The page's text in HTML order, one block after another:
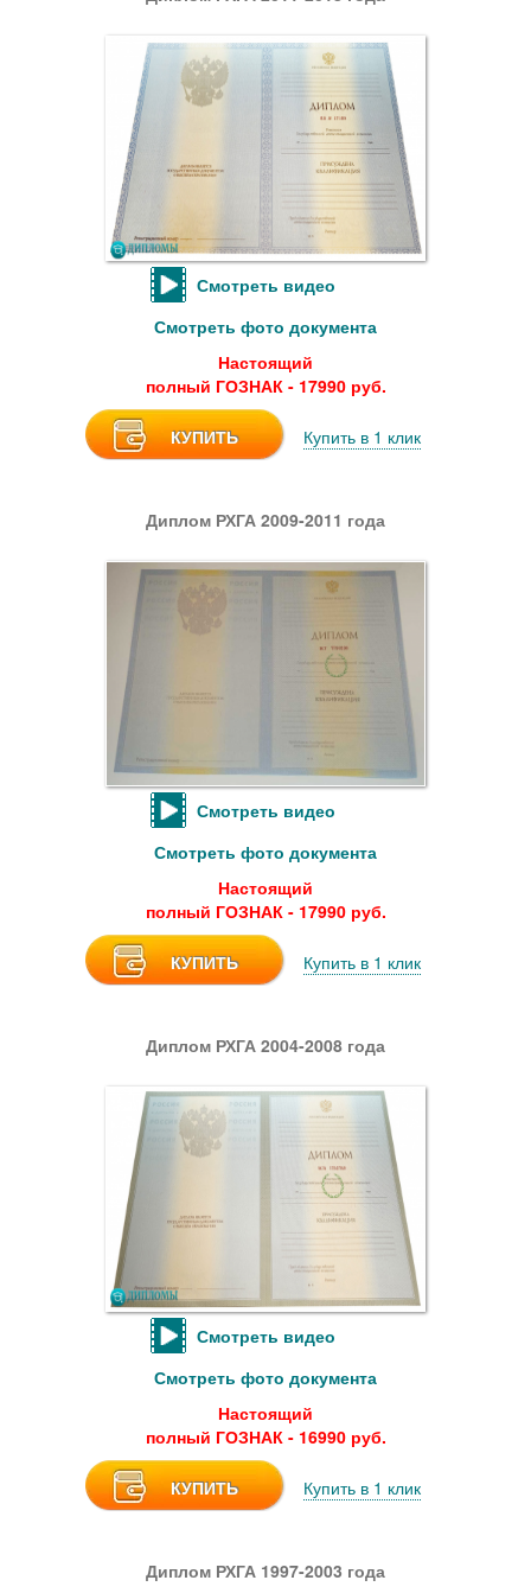
Смотреть видео
Смотреть фото документа
Настоящий
полный ГОЗНАК - 17990 руб.
КУПИТЬ Купить в 1 клик
Диплом РХГА 2009-2011 года
Смотреть видео
Смотреть фото документа
Настоящий
полный ГОЗНАК - 17990 руб.
КУПИТЬ Купить в 1 клик
Диплом РХГА 2004-2008 года
Смотреть видео
Смотреть фото документа
Настоящий
полный ГОЗНАК - 16990 руб.
КУПИТЬ Купить в 1 клик
Диплом РХГА 1997-2003 года